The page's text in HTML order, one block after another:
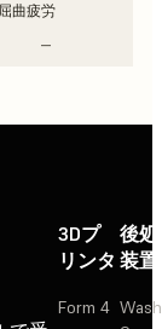
曲疲労
–
3Dプ
リンタ
Form 4
後
装置